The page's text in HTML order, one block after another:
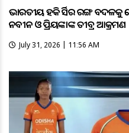
ଭାରତୀୟ ହକି ଜର୍ସିର ରଙ୍ଗ ବଦଳକୁ
ନବୀନ ଓ ପ୍ରିୟଙ୍କାଙ୍କ ତୀବ୍ର ଆକ୍ରମଣ
July 31, 2026 | 11:56 AM